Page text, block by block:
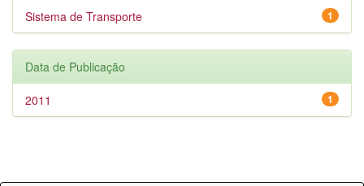
1
Sistema de Transporte
Data de Publicação
1
2011